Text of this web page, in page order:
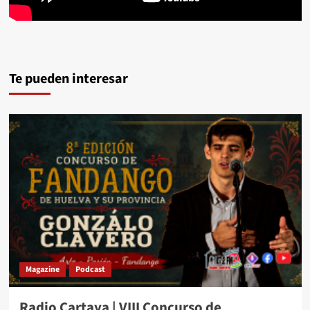
Te pueden interesar
Magazine Podcast